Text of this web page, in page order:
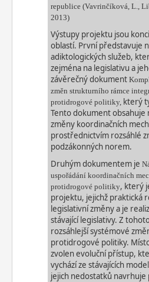
republice (Vavrinčíková, L.,
2013)
Výstupy projektu jsou
oblastí. První představuje
adiktologických služeb,
zejména na legislativu a
závěrečnýdokument
změn strukturního rámce
protidrogové politiky, který
Tento dokument obsahuje
změny koordinačních
prostřednictvím rozsáhlé
podzákonných norem.
Druhým dokumentem je
uspořádání koordinačních
protidrogové politiky, který
projektu, jejichž praktická
legislativní změny a je
stávající legislativy. Z
rozsáhlejší systémové
protidrogové politiky. M
zvolen evoluční přístup,
vychází ze stávajících
jejich nedostatků